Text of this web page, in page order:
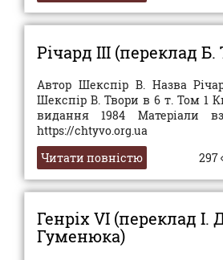
Річард III (переклад Б.
Автор Шекспір В. Назва
Шекспір В. Твори в 6 т. Том 1
видання 1984 Матеріали
https://chtyvo.org.ua
Читати повністю
297
Генріх VI (переклад І.
Гуменюка)